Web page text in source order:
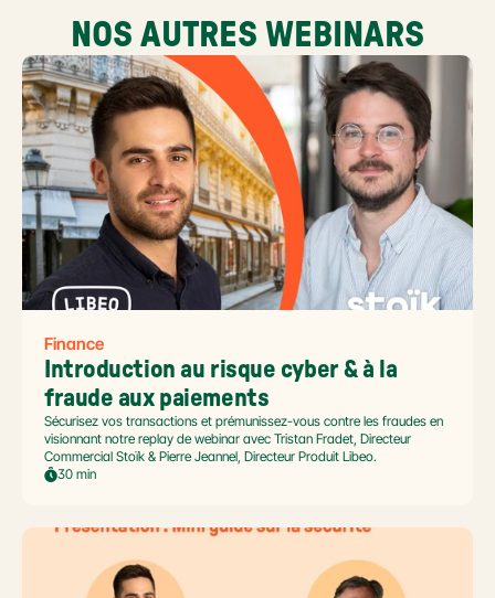
NOS AUTRES WEBINARS
Finance
Introduction au risque cyber & à la
fraude aux paiements
Sécurisez vos transactions et prémunissez-vous contre les fraudes en
visionnant notre replay de webinar avec Tristan Fradet, Directeur
Commercial Stoïk & Pierre Jeannel, Directeur Produit Libeo.
30 min